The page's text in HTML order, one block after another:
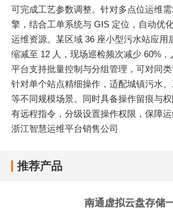
可完成工艺参数调整。针对多点位运维
擎，结合工单系统与 GIS 定位，自动优
运维资源。某区域 36 座小型污水站应用
缩减至 12 人，现场巡检频次减少 60%，
平台支持批量控制与分组管理，可对同
针对单个站点精细操作，适配城镇污水
等不同规模场景。同时具备操作留痕与
有远程指令，分级设置操作权限，保障运
浙江智慧运维平台销售公司
推荐产品
南通虚拟云盘存储